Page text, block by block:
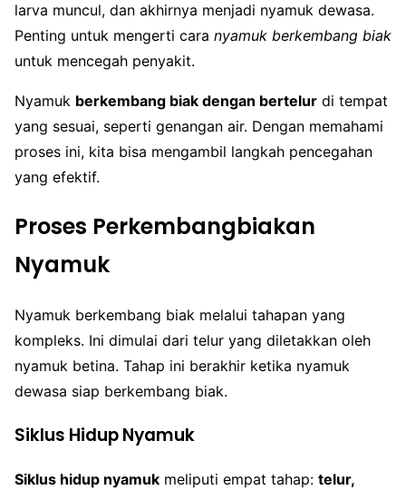
larva muncul, dan akhirnya menjadi nyamuk dewasa.
Penting untuk mengerti cara nyamuk berkembang biak
untuk mencegah penyakit.
Nyamuk berkembang biak dengan bertelur di tempat
yang sesuai, seperti genangan air. Dengan memahami
proses ini, kita bisa mengambil langkah pencegahan
yang efektif.
Proses Perkembangbiakan
Nyamuk
Nyamuk berkembang biak melalui tahapan yang
kompleks. Ini dimulai dari telur yang diletakkan oleh
nyamuk betina. Tahap ini berakhir ketika nyamuk
dewasa siap berkembang biak.
Siklus Hidup Nyamuk
Siklus hidup nyamuk meliputi empat tahap: telur,